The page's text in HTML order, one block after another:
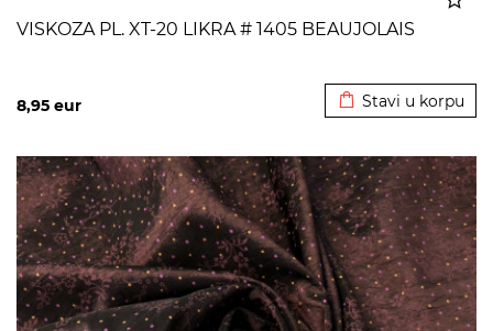
VISKOZA PL. XT-20 LIKRA # 1405 BEAUJOLAIS
8,95 eur Stavi u korpu